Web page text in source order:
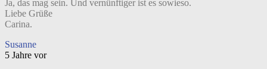
Ja, das mag sein. Und vernünftiger ist es sowieso.
Liebe Grüße
Carina.
Susanne
5 Jahre vor